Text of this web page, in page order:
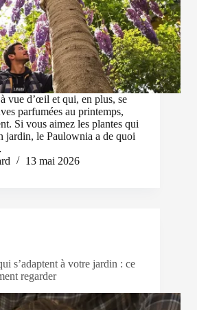
vue d’œil et qui, en plus, se
parfumées au printemps,
Si vous aimez les plantes qui
jardin, le Paulownia a de quoi
13 mai 2026
s’adaptent à votre jardin : ce
regarder